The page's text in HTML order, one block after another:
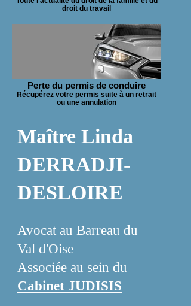
Maître Linda
DERRADJI-
DESLOIRE
Avocat au Barreau du
Val d'Oise
Associée au sein du
Cabinet JUDISIS
droit du travail
Perte du permis de conduire
Récupérez votre permis suite à un retrait
ou une annulation